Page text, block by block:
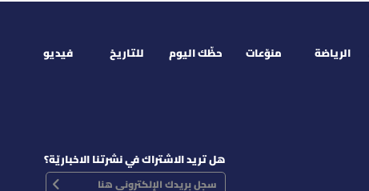
الرياضة منوّعات حظّك اليوم للتاريخ فيديو
هل تريد الاشتراك في نشرتنا الاخباريّة؟